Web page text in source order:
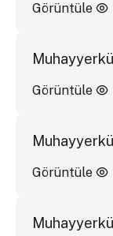
Görüntüle
Görüntüle
Görüntüle